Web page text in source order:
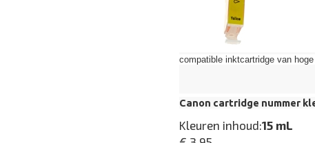
compatible inktcartridge van
Canon cartridge nummer
Kleuren inhoud:15 mL